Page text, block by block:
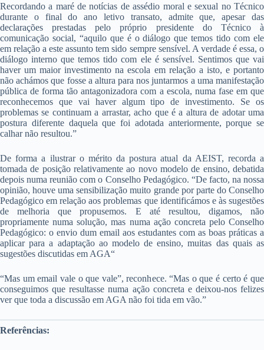
Recordando a maré de notícias de assédio moral e sexual no Técnico
durante o final do ano letivo transato, admite que, apesar das
declarações prestadas pelo próprio presidente do Técnico à
comunicação social, “aquilo que é o diálogo que temos tido com ele
em relação a este assunto tem sido sempre sensível. A verdade é essa, o
diálogo interno que temos tido com ele é sensível. Sentimos que vai
haver um maior investimento na escola em relação a isto, e portanto
não achámos que fosse a altura para nos juntarmos a uma manifestação
pública de forma tão antagonizadora com a escola, numa fase em que
reconhecemos que vai haver algum tipo de investimento. Se os
problemas se continuam a arrastar, acho que é a altura de adotar uma
postura diferente daquela que foi adotada anteriormente, porque se
calhar não resultou.”
De forma a ilustrar o mérito da postura atual da AEIST, recorda a
tomada de posição relativamente ao novo modelo de ensino, debatida
depois numa reunião com o Conselho Pedagógico. “De facto, na nossa
opinião, houve uma sensibilização muito grande por parte do Conselho
Pedagógico em relação aos problemas que identificámos e às sugestões
de melhoria que propusemos. E até resultou, digamos, não
propriamente numa solução, mas numa ação concreta pelo Conselho
Pedagógico: o envio dum email aos estudantes com as boas práticas a
aplicar para a adaptação ao modelo de ensino, muitas das quais as
sugestões discutidas em AGA“
“Mas um email vale o que vale”, reconhece. “Mas o que é certo é que
conseguimos que resultasse numa ação concreta e deixou-nos felizes
ver que toda a discussão em AGA não foi tida em vão.”
Referências: